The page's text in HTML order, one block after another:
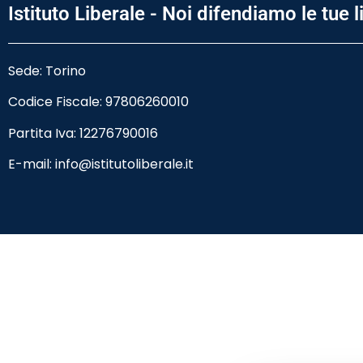
Istituto Liberale - Noi difendiamo le tue
Sede: Torino
Codice Fiscale: 97806260010
Partita Iva: 12276790016
E-mail: info@istitutoliberale.it